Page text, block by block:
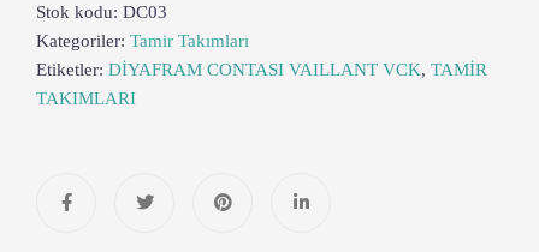
Stok kodu: DC03
Kategoriler: Tamir Takımları
Etiketler: DİYAFRAM CONTASI VAILLANT VCK, TAMİR
TAKIMLARI